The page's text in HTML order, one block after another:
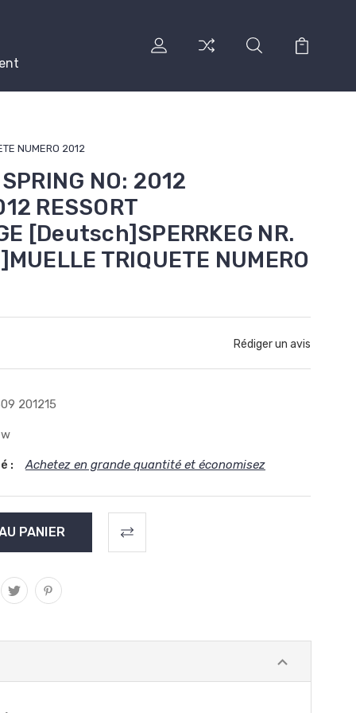
NUMERO 2012
NO: 2012
RESSORT
[Deutsch]SPERRKEG NR.
TRIQUETE NUMERO
Rédiger un avis
201215
: Achetez en grande quantité et économisez